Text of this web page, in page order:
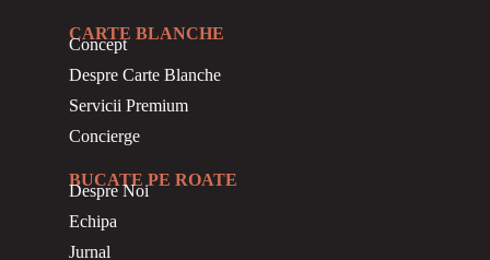
CARTE BLANCHE
Concept
Despre Carte Blanche
Servicii Premium
Concierge
BUCATE PE ROATE
Despre Noi
Echipa
Jurnal